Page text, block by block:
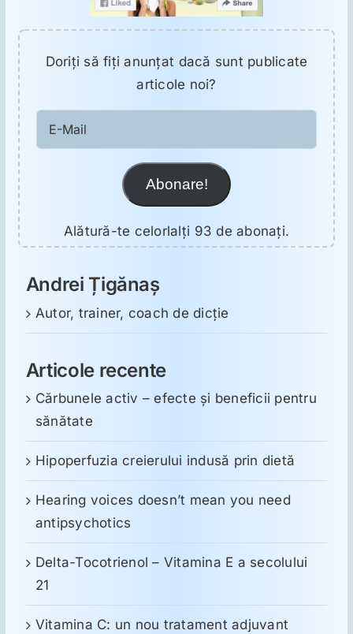
Psihoterapie
Antropologie
Proză utilă
Doriţi să fiţi anunţat dacă sunt publicate
articole noi?
Mail
Abonare!
Alătură-te celorlalți 93 de abonați.
Andrei Țigănaș
Autor, trainer, coach de dicție
Articole recente
Cărbunele activ – efecte și beneficii pentru
sănătate
Hipoperfuzia creierului indusă prin dietă
Hearing voices doesn’t mean you need
antipsychotics
Delta-Tocotrienol – Vitamina E a secolului
21
Vitamina C: un nou tratament adjuvant